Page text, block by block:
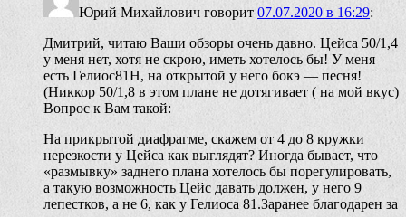
Юрий Михайлович говорит 07.07.2020 в 16:29:
Дмитрий, читаю Ваши обзоры очень давно. Цейса 50/1,4
у меня нет, хотя не скрою, иметь хотелось бы! У меня
есть Гелиос81Н, на открытой у него бокэ — песня!
(Никкор 50/1,8 в этом плане не дотягивает ( на мой вкус)
Вопрос к Вам такой:
На прикрытой диафрагме, скажем от 4 до 8 кружки
нерезкости у Цейса как выглядят? Иногда бывает, что
«размывку» заднего плана хотелось бы порегулировать,
а такую возможность Цейс давать должен, у него 9
лепестков, а не 6, как у Гелиоса 81.Заранее благодарен за